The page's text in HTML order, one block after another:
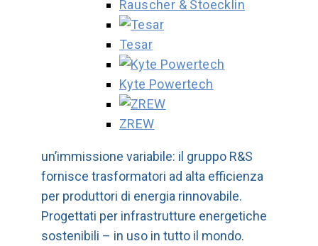
Rauscher & Stoecklin
Tesar
Kyte Powertech
ZREW
un’immissione variabile: il gruppo R&S
fornisce trasformatori ad alta efficienza
per produttori di energia rinnovabile.
Progettati per infrastrutture energetiche
sostenibili – in uso in tutto il mondo.